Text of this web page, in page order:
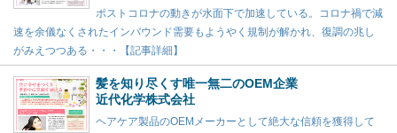
ポストコロナの動きが水面下で加速している。コロナ禍で減
速を余儀なくされたインバウンド需要もようやく規制が解かれ、復調の兆し
がみえつつある・・・【記事詳細】
髪を知り尽くす唯一無二のOEM企業
近代化学株式会社
ヘアケア製品のOEMメーカーとして絶大な信頼を獲得して